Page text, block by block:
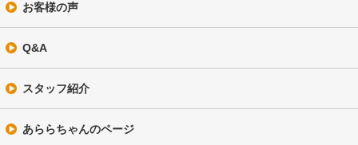
お客様の声
Q&A
スタッフ紹介
あららちゃんのページ